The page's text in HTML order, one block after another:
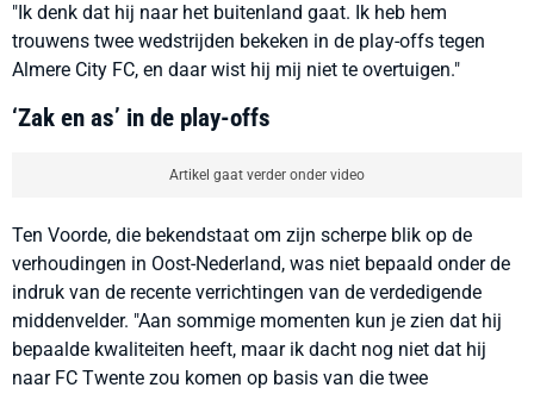
"Ik denk dat hij naar het buitenland gaat. Ik heb hem
trouwens twee wedstrijden bekeken in de play-offs tegen
Almere City FC, en daar wist hij mij niet te overtuigen."
‘Zak en as’ in de play-offs
Artikel gaat verder onder video
Ten Voorde, die bekendstaat om zijn scherpe blik op de
verhoudingen in Oost-Nederland, was niet bepaald onder de
indruk van de recente verrichtingen van de verdedigende
middenvelder. "Aan sommige momenten kun je zien dat hij
bepaalde kwaliteiten heeft, maar ik dacht nog niet dat hij
naar FC Twente zou komen op basis van die twee